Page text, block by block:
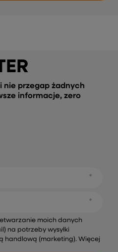
nie przegap żadnych
informacje, zero
moich danych
na potrzeby wysyłki
handlową (marketing). Więcej